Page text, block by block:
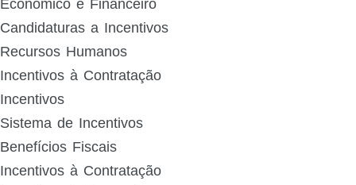
Económico e Financeiro
Candidaturas a Incentivos
Recursos Humanos
Incentivos à Contratação
Incentivos
Sistema de Incentivos
Benefícios Fiscais
Incentivos à Contratação